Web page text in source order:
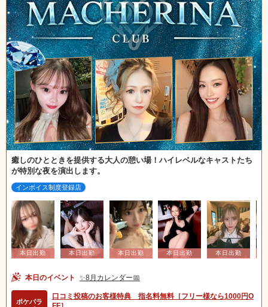
癒しのひとときを提供する大人の憩い場！ハイレベルなキャストたち
が特別な夜を演出します。
インボイス制度登録店
本日のイベント ✨8月カレンダー📅
ポケパラ
口コミ投稿のお客様特典 指名料無料［フリー様なら1000円O
会員ログイン
北海道 東北
甲信越